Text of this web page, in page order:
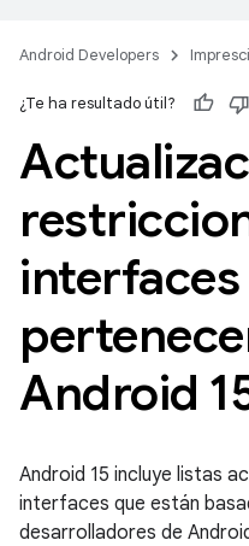
Android Developers
¿Te ha resultado útil?
Android
Android 15 incluye listas
interfaces que están
desarrolladores de